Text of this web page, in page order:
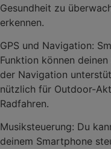
Gesundheit zu
erkennen.
GPS und Navigation:
Funktion können
der Navigation
nützlich für Outdoor-
Radfahren.
Musiksteuerung: Du
deinem Smartphone